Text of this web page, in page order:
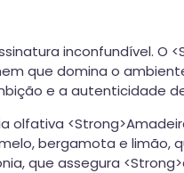
inconfundível. O
que domina o
e a autenticidade
bergamota e limão,
que assegura